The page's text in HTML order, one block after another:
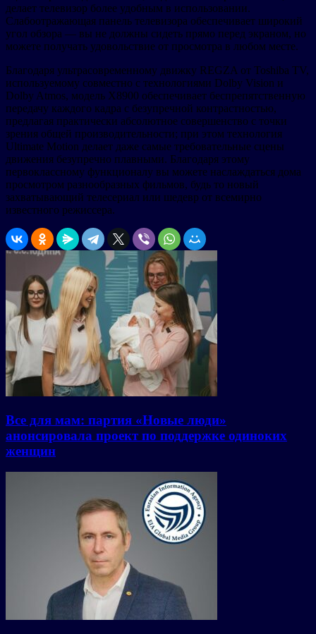
делает телевизор более удобным в использовании.
Слабоотражающая панель телевизора обеспечивает широкий
угол обзора — вы не должны сидеть прямо перед экраном, но
можете получать удовольствие от просмотра в любом месте.
Благодаря ультрасовременному движку REGZA от Toshiba TV,
используемому совместно с технологиями Dolby Vision и
Dolby Atmos, модель X8900 обеспечивает беспрепятственную
передачу каждого кадра с безупречной контрастностью,
предлагая практически абсолютное совершенство с точки
зрения общей производительности; при этом технология
Ultimate Motion делает даже самые требовательные сцены
движения безупречно плавными. Благодаря этому
первоклассному функционалу вы можете наслаждаться дома
просмотром разнообразных фильмов, будь то новый
захватывающий телесериал или шедевр от всемирно
известного режиссера.
Все для мам: партия «Новые люди»
анонсировала проект по поддержке одиноких
женщин